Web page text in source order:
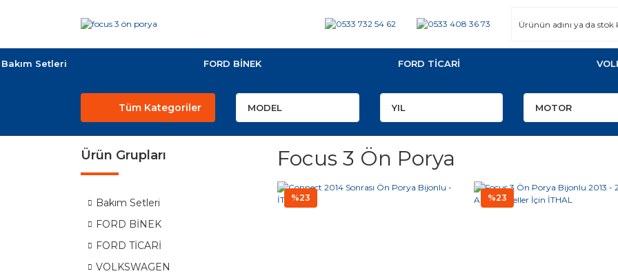
Bakım Setleri FORD BİNEK FORD TİCARİ
Tüm Kategoriler
Ürün Grupları
Bakım Setleri
FORD BİNEK
FORD TİCARİ
VOLKSWAGEN
Focus 3 Ön Porya
%23 %23